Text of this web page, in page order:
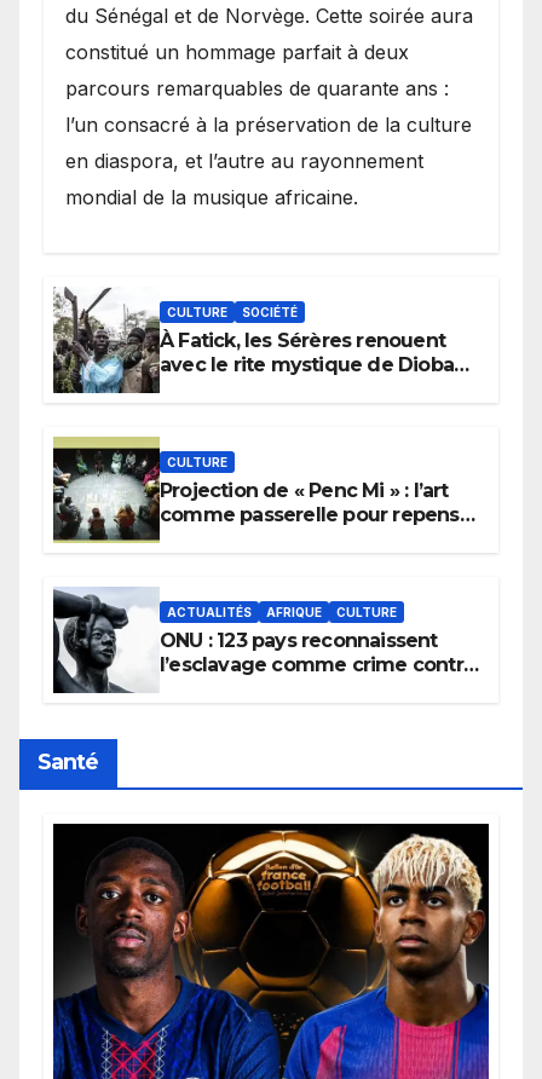
du Sénégal et de Norvège. Cette soirée aura
constitué un hommage parfait à deux
parcours remarquables de quarante ans :
l’un consacré à la préservation de la culture
en diaspora, et l’autre au rayonnement
mondial de la musique africaine.
CULTURE SOCIÉTÉ
À Fatick, les Sérères renouent
avec le rite mystique de Diobaye
CULTURE
Projection de « Penc Mi » : l’art
comme passerelle pour repenser
ACTUALITÉS AFRIQUE CULTURE
ONU : 123 pays reconnaissent
l’esclavage comme crime contre
Santé